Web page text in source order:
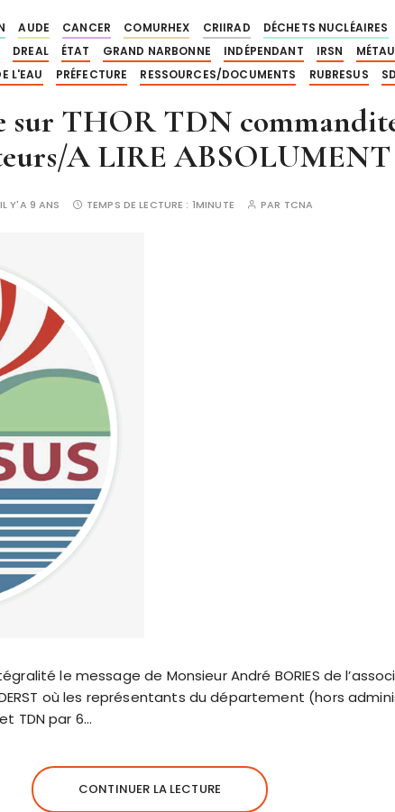
AUDE CANCER COMURHEX CRIIRAD DÉCHETS NUCLÉAIRES
DREAL ÉTAT GRAND NARBONNE INDÉPENDANT IRSN
L'EAU PRÉFECTURE RESSOURCES/DOCUMENTS RUBRESUS
sur THOR TDN
A LIRE ABSOLUMENT
IL Y'A 9 ANS TEMPS DE LECTURE : 1MINUTE PAR TCNA
le message de Monsieur André BORIES de
où les représentants du département (hors
TDN par 6…
CONTINUER LA LECTURE